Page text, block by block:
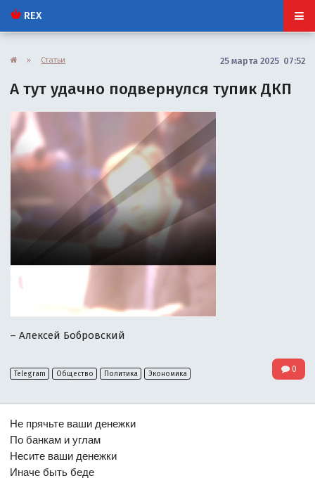
REX
» Статьи 25 марта 2025 07:52
А тут удачно подвернулся тупик ДКП
– Алексей Бобровский
Telegram Общество Политика Экономика 0
Не прячьте ваши денежки
По банкам и углам
Несите ваши денежки
Иначе быть беде